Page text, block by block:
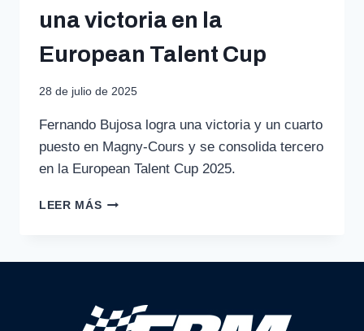
una victoria en la
European Talent Cup
28 de julio de 2025
Fernando Bujosa logra una victoria y un cuarto
puesto en Magny‑Cours y se consolida tercero
en la European Talent Cup 2025.
LEER MÁSFERNANDO
EUROPEAN